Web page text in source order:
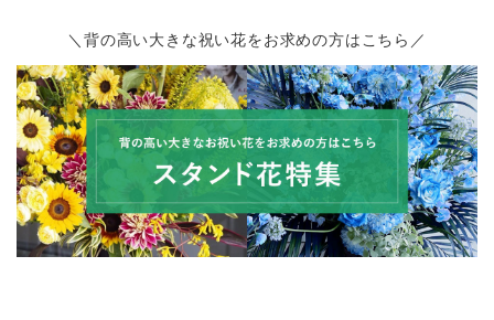
＼背の高い大きな祝い花をお求めの方はこちら／